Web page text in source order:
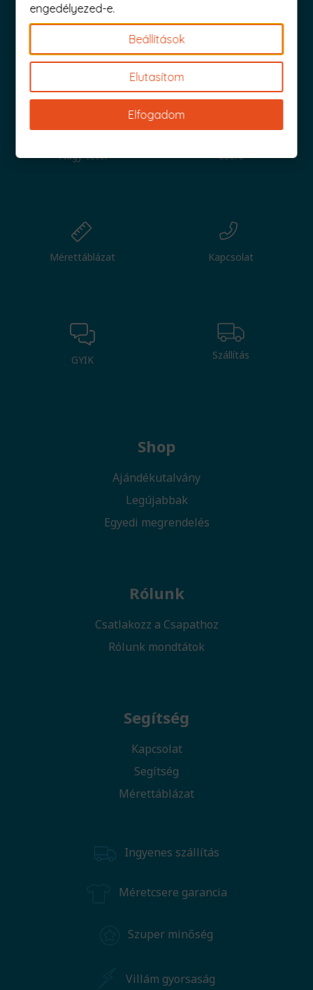
Iratkozz fel és küldjük is az 1000 Ft értékű kuponod!
Nagy tétel Csere
Mérettáblázat Kapcsolat
GYIK Szállítás
Shop
Ajándékutalvány
Legújabbak
Egyedi megrendelés
Rólunk
Csatlakozz a Csapathoz
Rólunk mondtátok
Segítség
Kapcsolat
Segítség
Mérettáblázat
Ingyenes szállítás
Méretcsere garancia
Szuper minőség
Villám gyorsaság
engedélyezed-e.
Beállítások
Elutasítom
Elfogadom